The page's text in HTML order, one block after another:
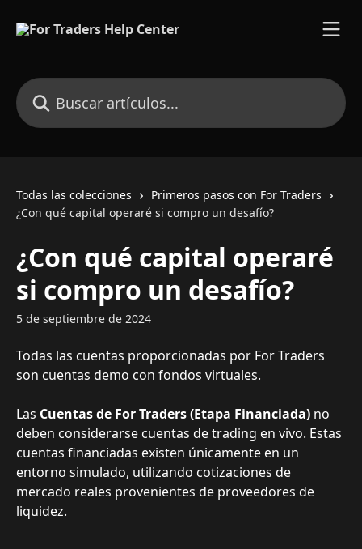
Buscar artículos...
Todas las colecciones
Primeros pasos con For Traders
¿Con qué capital operaré si compro un desafío?
¿Con qué capital operaré
si compro un desafío?
5 de septiembre de 2024
Todas las cuentas proporcionadas por For Traders
son cuentas demo con fondos virtuales.
Las Cuentas de For Traders (Etapa Financiada) no
deben considerarse cuentas de trading en vivo. Estas
cuentas financiadas existen únicamente en un
entorno simulado, utilizando cotizaciones de
mercado reales provenientes de proveedores de
liquidez.